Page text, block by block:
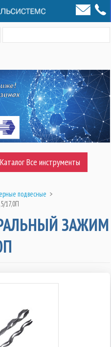
Каталог Все инструменты
подвесные >
17,0П
ЗАЖИМ